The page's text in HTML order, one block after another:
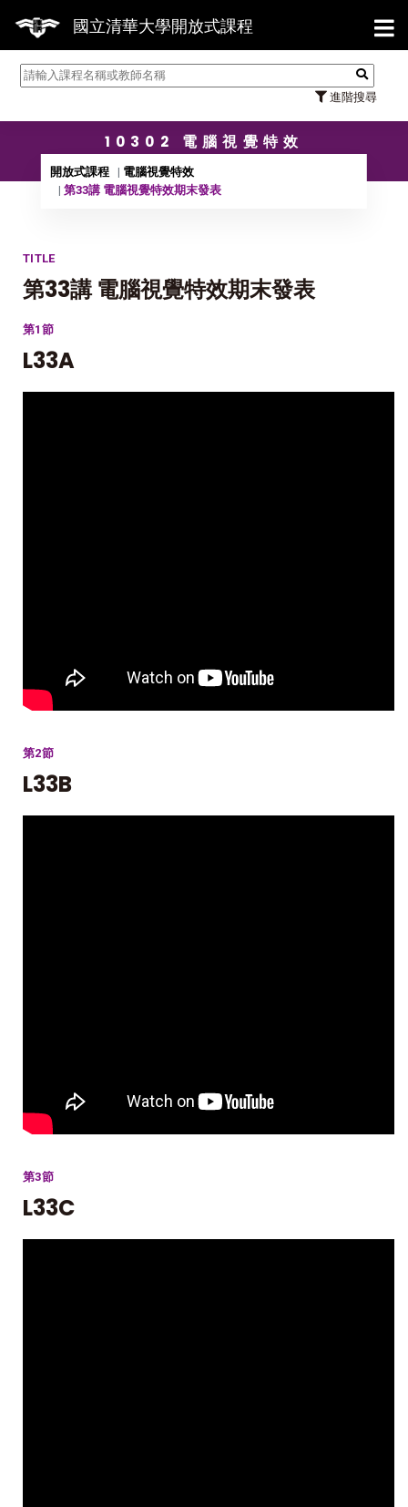
國立清華大學開放式課程
進階搜尋
【7/31】114學年度第
10302 電腦視覺特效
開放式課程
電腦視覺特效
第33講 電腦視覺特效期末發表
TITLE
第33講 電腦視覺特效期末發表
第1節
L33A
第2節
L33B
第3節
L33C